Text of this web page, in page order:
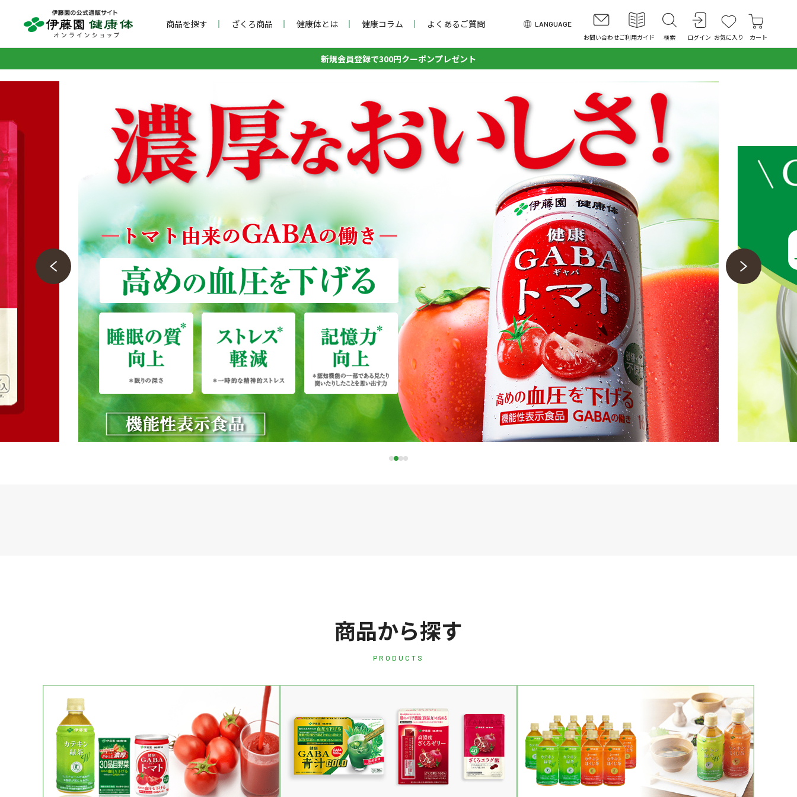
商品を探す ざくろ商品 健康体とは 健康コラム よくあるご質問 LANGUAGE
お問い合わせご利用ガイド 検索 ログイン お気に入り カート
新規会員登録で300円クーポンプレゼント
商品から探す
PRODUCTS